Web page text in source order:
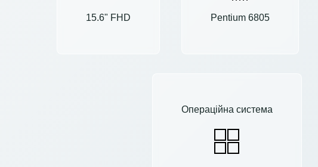
15.6" FHD Pentium 6805
Операційна система